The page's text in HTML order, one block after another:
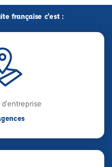
française c'est :